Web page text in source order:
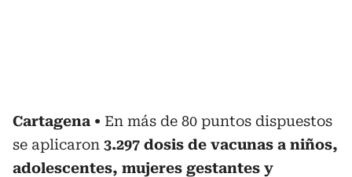
Cartagena
En más de 80 puntos dispuestos
se aplicaron 3.297 dosis de vacunas a niños,
adolescentes, mujeres gestantes y